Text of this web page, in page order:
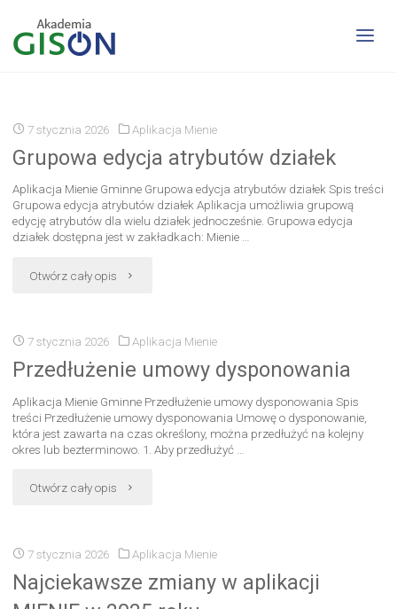
7 stycznia 2026 Aplikacja Mienie
Grupowa edycja atrybutów działek
Aplikacja Mienie Gminne Grupowa edycja atrybutów działek Spis treści
Grupowa edycja atrybutów działek Aplikacja umożliwia grupową
edycję atrybutów dla wielu działek jednocześnie. Grupowa edycja
działek dostępna jest w zakładkach: Mienie …
Otwórz cały opis
7 stycznia 2026 Aplikacja Mienie
Przedłużenie umowy dysponowania
Aplikacja Mienie Gminne Przedłużenie umowy dysponowania Spis
treści Przedłużenie umowy dysponowania Umowę o dysponowanie,
która jest zawarta na czas określony, można przedłużyć na kolejny
okres lub bezterminowo. 1. Aby przedłużyć …
Otwórz cały opis
7 stycznia 2026 Aplikacja Mienie
Najciekawsze zmiany w aplikacji